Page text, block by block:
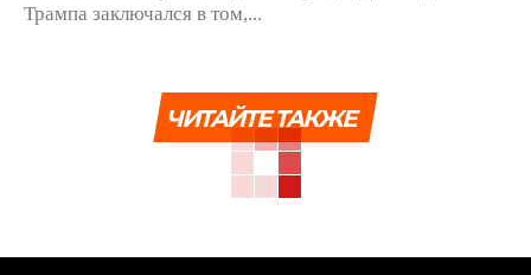
Трампа заключался в том,...
ЧИТАЙТЕ ТАКЖЕ